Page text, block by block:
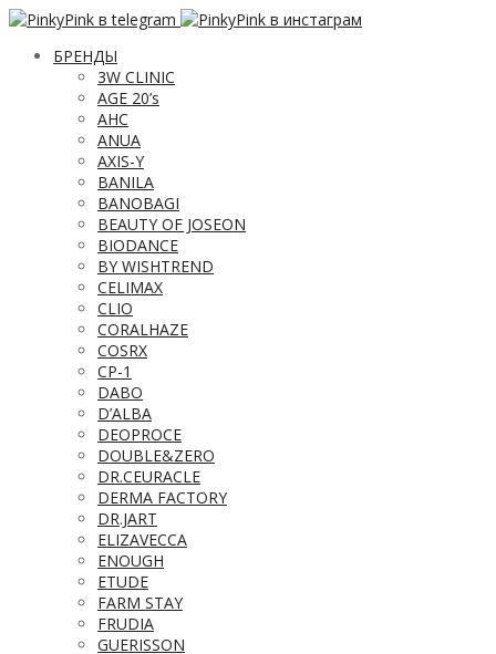
БРЕНДЫ
3W CLINIC
AGE 20’s
AHC
ANUA
AXIS-Y
BANILA
BANOBAGI
BEAUTY OF JOSEON
BIODANCE
BY WISHTREND
CELIMAX
CLIO
CORALHAZE
COSRX
CP-1
DABO
D’ALBA
DEOPROCE
DOUBLE&ZERO
DR.CEURACLE
DERMA FACTORY
DR.JART
ELIZAVECCA
ENOUGH
ETUDE
FARM STAY
FRUDIA
GUERISSON